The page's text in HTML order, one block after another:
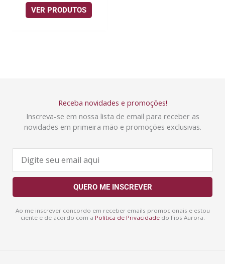
VER PRODUTOS
Receba novidades e promoções!
Inscreva-se em nossa lista de email para receber as
novidades em primeira mão e promoções exclusivas.
m
i
QUERO ME INSCREVER
Ao me inscrever concordo em receber emails promocionais e estou
ciente e de acordo com a Política de Privacidadedo Fios Aurora.